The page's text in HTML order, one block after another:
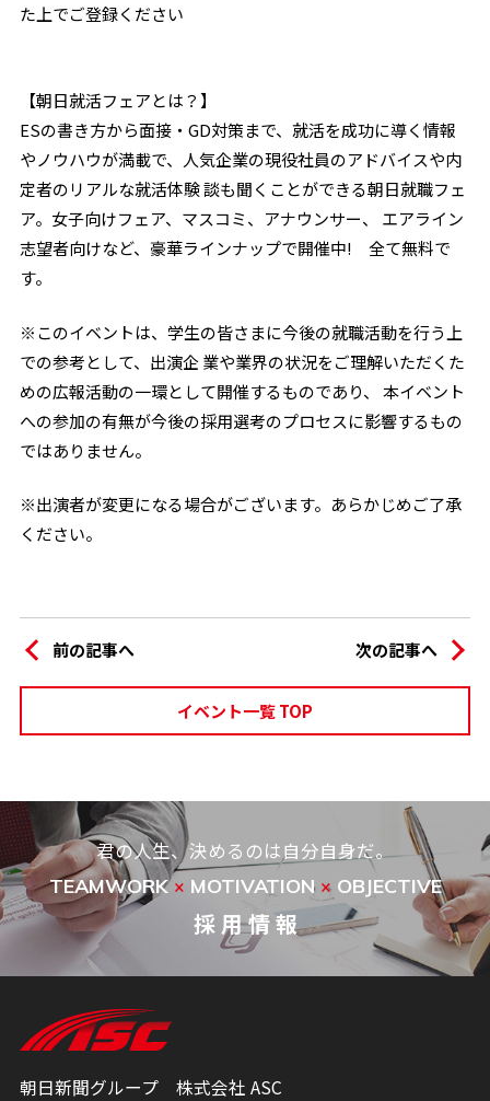
た上でご登録ください
【朝日就活フェアとは？】
ESの書き方から面接・GD対策まで、就活を成功に導く情報
やノウハウが満載で、人気企業の現役社員のアドバイスや内
定者のリアルな就活体験 談も聞くことができる朝日就職フェ
ア。女子向けフェア、マスコミ、アナウンサー、 エアライン
志望者向けなど、豪華ラインナップで開催中! 全て無料で
す。
※このイベントは、学生の皆さまに今後の就職活動を行う上
での参考として、出演企 業や業界の状況をご理解いただくた
めの広報活動の一環として開催するものであり、 本イベント
への参加の有無が今後の採用選考のプロセスに影響するもの
ではありません。
※出演者が変更になる場合がございます。あらかじめご了承
ください。
前の記事へ
イベント一覧 TOP
次の記事へ
君の人生、決めるのは自分自身だ。
TEAMWORK× MOTIVATION ×OBJECTIVE
採 用 情 報
朝日新聞グループ 株式会社 ASC